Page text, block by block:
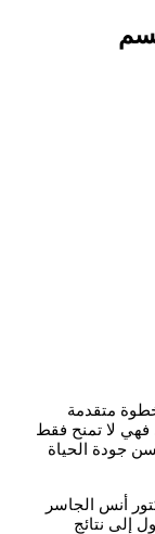
متقدمة
فهي لا تمنح فقط
جودة الحياة
أنس الجاسر
إلى نتائج